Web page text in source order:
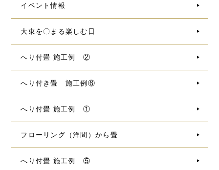
イベント情報
大東を〇まる楽しむ日
へり付畳 施工例 ②
へり付き畳 施工例⑥
へり付畳 施工例 ①
フローリング（洋間）から畳
へり付畳 施工例 ⑤